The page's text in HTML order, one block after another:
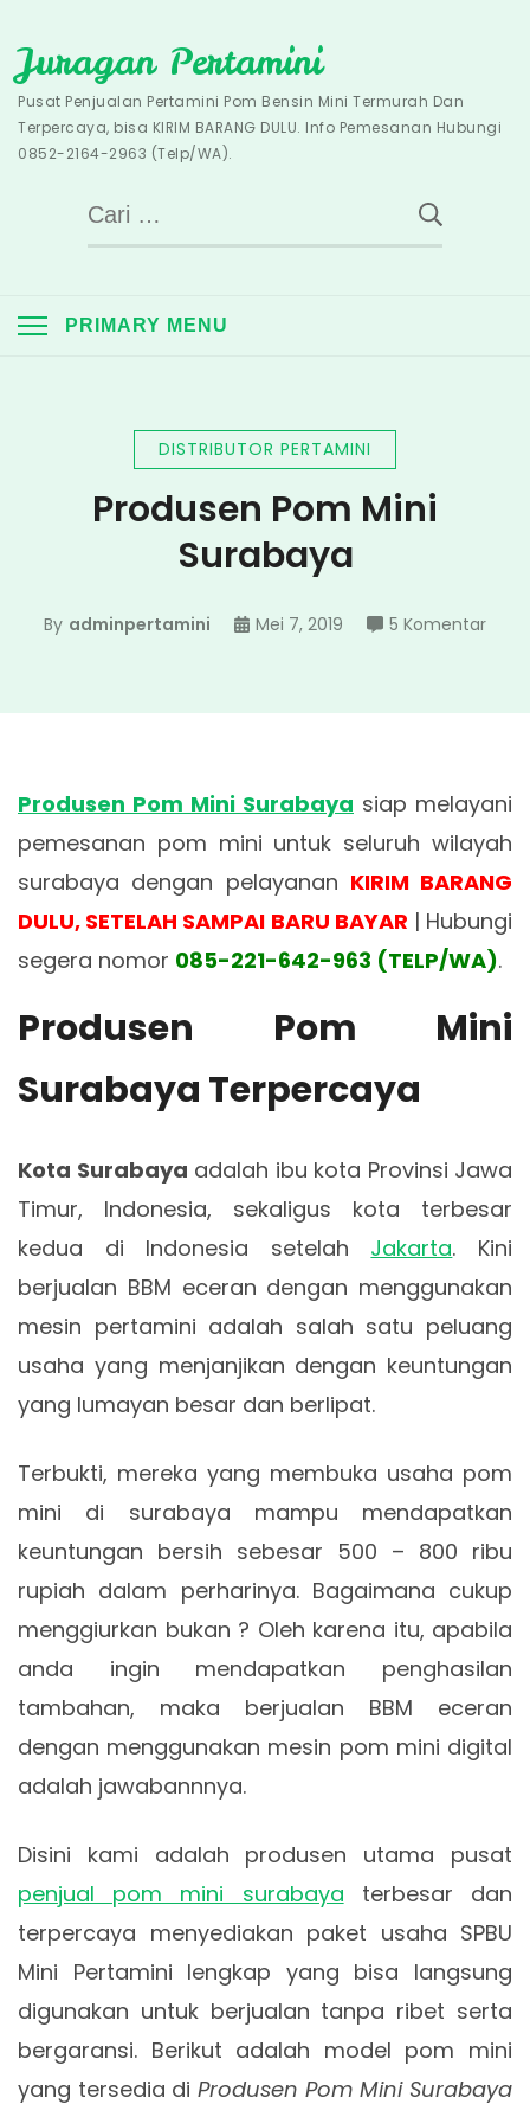
to
content
Juragan Pertamini
Pusat Penjualan Pertamini Pom Bensin Mini Termurah Dan
Terpercaya, bisa KIRIM BARANG DULU. Info Pemesanan Hubungi
0852-2164-2963 (Telp/WA).
Cari
untuk:
PRIMARY MENU
DISTRIBUTOR PERTAMINI
Produsen Pom Mini
Surabaya
By adminpertamini Mei 7, 2019 5 Komentarpada
Mini
Produsen Pom Mini Surabaya siap melayani
pemesanan pom mini untuk seluruh wilayah
surabaya dengan pelayanan KIRIM BARANG
DULU, SETELAH SAMPAI BARU BAYAR | Hubungi
segera nomor 085-221-642-963 (TELP/WA).
Produsen Pom Mini
Surabaya Terpercaya
Kota Surabaya adalah ibu kota Provinsi Jawa
Timur, Indonesia, sekaligus kota terbesar
kedua di Indonesia setelah Jakarta. Kini
berjualan BBM eceran dengan menggunakan
mesin pertamini adalah salah satu peluang
usaha yang menjanjikan dengan keuntungan
yang lumayan besar dan berlipat.
Terbukti, mereka yang membuka usaha pom
mini di surabaya mampu mendapatkan
keuntungan bersih sebesar 500 – 800 ribu
rupiah dalam perharinya. Bagaimana cukup
menggiurkan bukan ? Oleh karena itu, apabila
anda ingin mendapatkan penghasilan
tambahan, maka berjualan BBM eceran
dengan menggunakan mesin pom mini digital
adalah jawabannnya.
Disini kami adalah produsen utama pusat
penjual pom mini surabaya terbesar dan
terpercaya menyediakan paket usaha SPBU
Mini Pertamini lengkap yang bisa langsung
digunakan untuk berjualan tanpa ribet serta
bergaransi. Berikut adalah model pom mini
yang tersedia di Produsen Pom Mini Surabaya